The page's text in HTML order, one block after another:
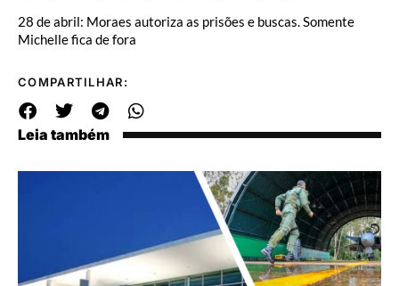
28 de abril: Moraes autoriza as prisões e buscas. Somente
Michelle fica de fora
COMPARTILHAR:
Leia também